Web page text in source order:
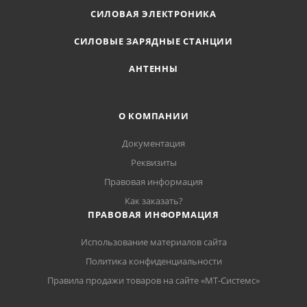
СИЛОВАЯ ЭЛЕКТРОНИКА
СИЛОВЫЕ ЗАРЯДНЫЕ СТАНЦИИ
АНТЕННЫ
О КОМПАНИИ
Документация
Реквизиты
Правовая информация
Как заказать?
ПРАВОВАЯ ИНФОРМАЦИЯ
Использование материалов сайта
Политика конфиденциальности
Правила продажи товаров на сайте «МТ-Системс»